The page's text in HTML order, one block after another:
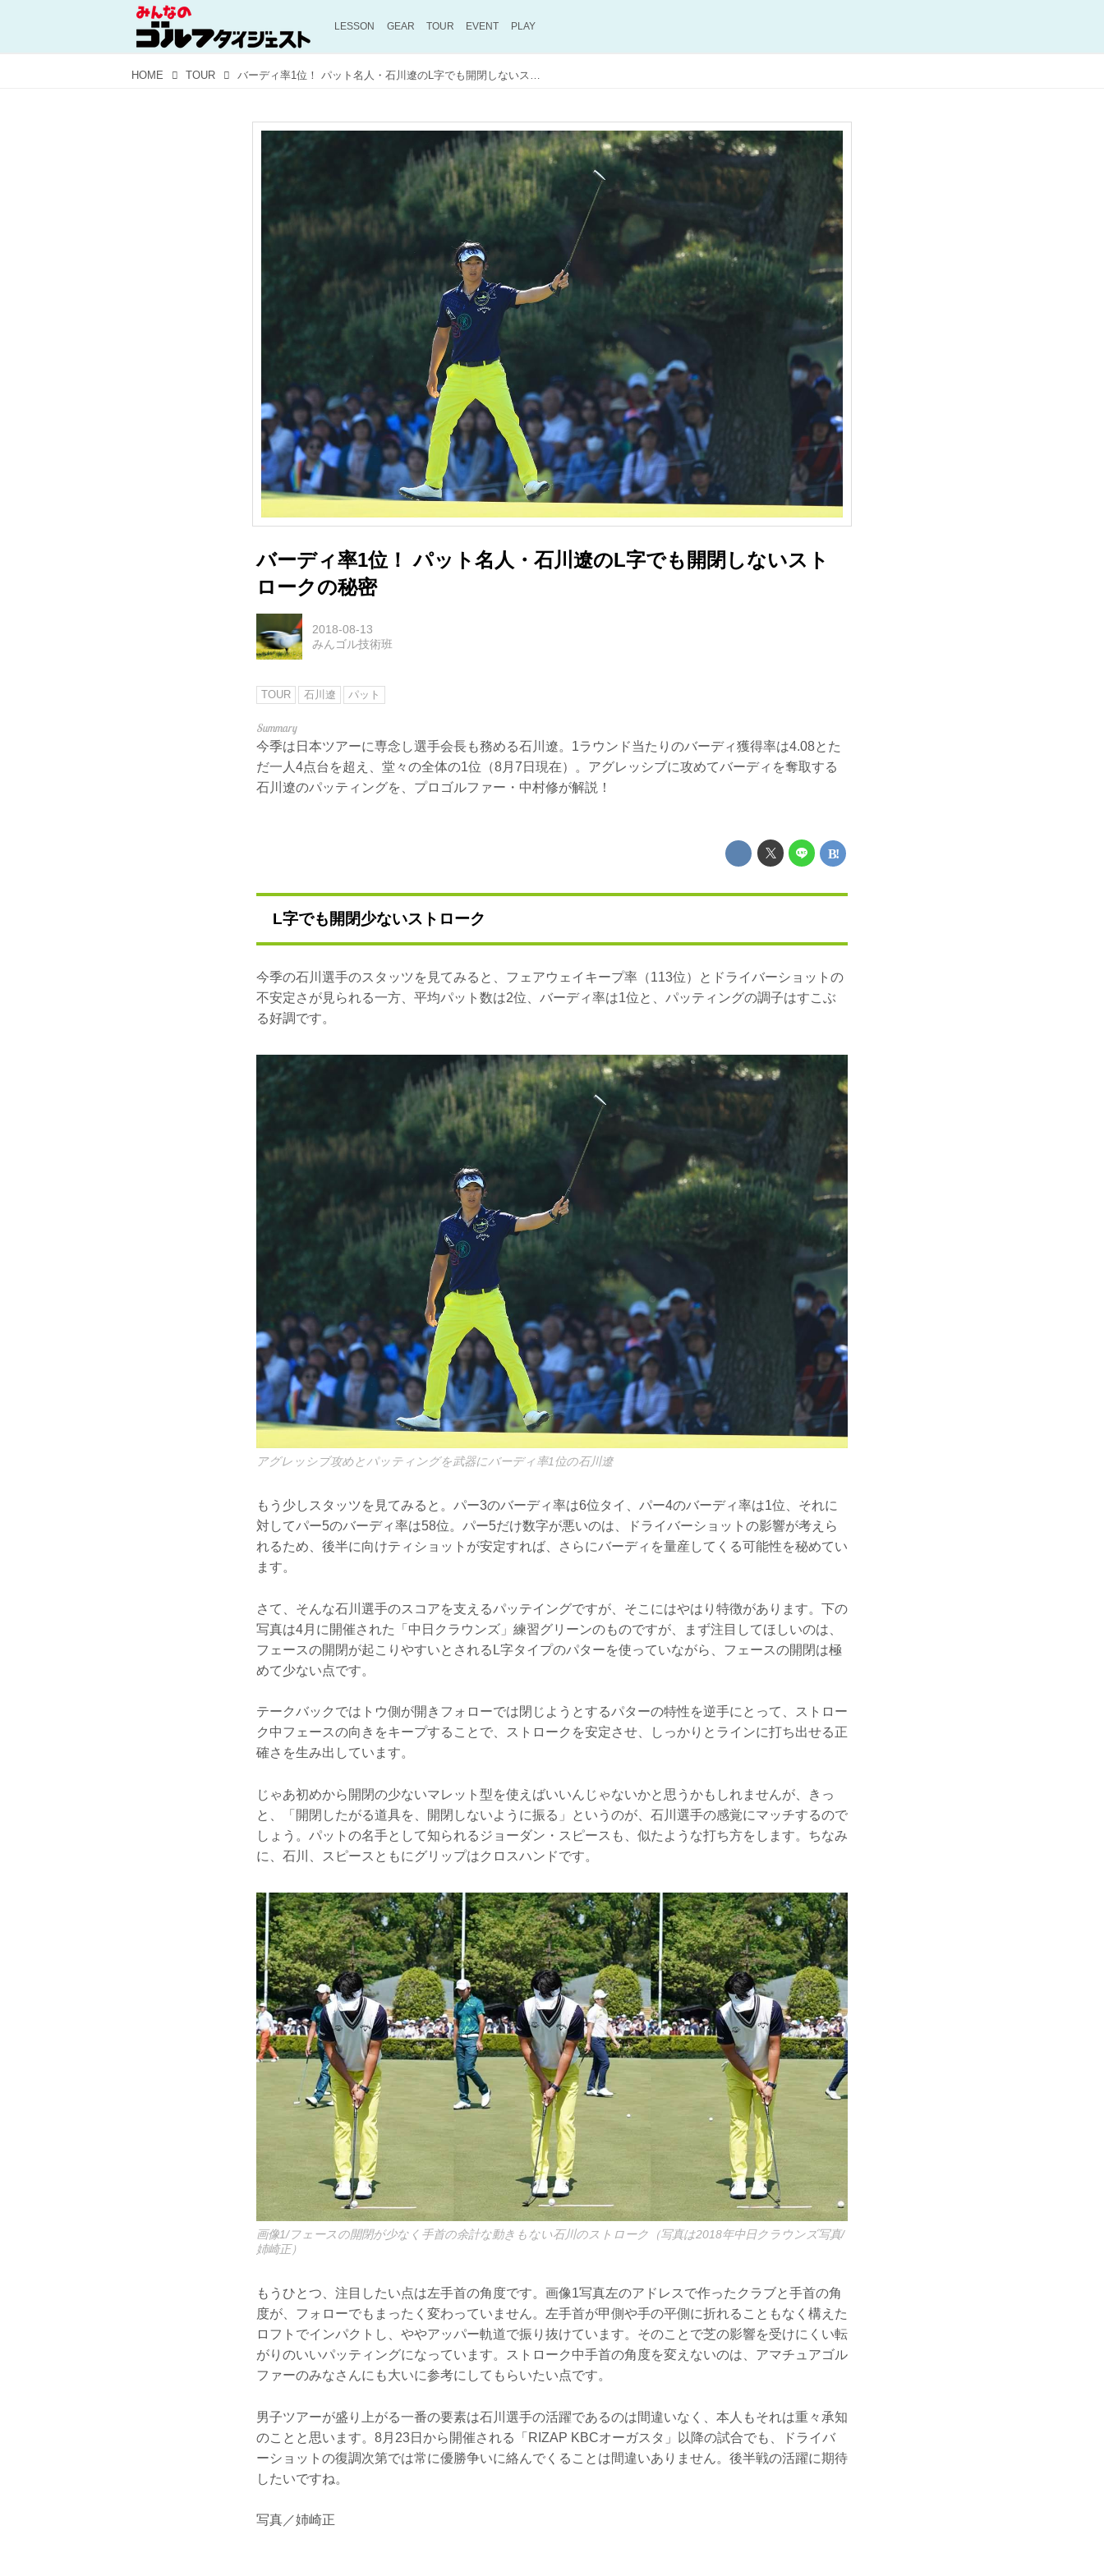
LESSON GEAR TOUR EVENT PLAY
HOME TOUR バーディ率1位！ パット名人・石川遼のL字でも開閉しないストロークの秘密
バーディ率1位！ パット名人・石川遼のL字でも開閉しないスト
ロークの秘密
2018-08-13
みんゴル技術班
TOUR 石川遼 パット
今季は日本ツアーに専念し選手会長も務める石川遼。1ラウンド当たりのバーディ獲得率は4.08とた
だ一人4点台を超え、堂々の全体の1位（8月7日現在）。アグレッシブに攻めてバーディを奪取する
石川遼のパッティングを、プロゴルファー・中村修が解説！
L字でも開閉少ないストローク
今季の石川選手のスタッツを見てみると、フェアウェイキープ率（113位）とドライバーショットの
不安定さが見られる一方、平均パット数は2位、バーディ率は1位と、パッティングの調子はすこぶ
る好調です。
アグレッシブ攻めとパッティングを武器にバーディ率1位の石川遼
もう少しスタッツを見てみると。パー3のバーディ率は6位タイ、パー4のバーディ率は1位、それに
対してパー5のバーディ率は58位。パー5だけ数字が悪いのは、ドライバーショットの影響が考えら
れるため、後半に向けティショットが安定すれば、さらにバーディを量産してくる可能性を秘めてい
ます。
さて、そんな石川選手のスコアを支えるパッテイングですが、そこにはやはり特徴があります。下の
写真は4月に開催された「中日クラウンズ」練習グリーンのものですが、まず注目してほしいのは、
フェースの開閉が起こりやすいとされるL字タイプのパターを使っていながら、フェースの開閉は極
めて少ない点です。
テークバックではトウ側が開きフォローでは閉じようとするパターの特性を逆手にとって、ストロー
ク中フェースの向きをキープすることで、ストロークを安定させ、しっかりとラインに打ち出せる正
確さを生み出しています。
じゃあ初めから開閉の少ないマレット型を使えばいいんじゃないかと思うかもしれませんが、きっ
と、「開閉したがる道具を、開閉しないように振る」というのが、石川選手の感覚にマッチするので
しょう。パットの名手として知られるジョーダン・スピースも、似たような打ち方をします。ちなみ
に、石川、スピースともにグリップはクロスハンドです。
画像1/フェースの開閉が少なく手首の余計な動きもない石川のストローク（写真は2018年中日クラウンズ写真/
姉崎正）
もうひとつ、注目したい点は左手首の角度です。画像1写真左のアドレスで作ったクラブと手首の角
度が、フォローでもまったく変わっていません。左手首が甲側や手の平側に折れることもなく構えた
ロフトでインパクトし、ややアッパー軌道で振り抜けています。そのことで芝の影響を受けにくい転
がりのいいパッティングになっています。ストローク中手首の角度を変えないのは、アマチュアゴル
ファーのみなさんにも大いに参考にしてもらいたい点です。
男子ツアーが盛り上がる一番の要素は石川選手の活躍であるのは間違いなく、本人もそれは重々承知
のことと思います。8月23日から開催される「RIZAP KBCオーガスタ」以降の試合でも、ドライバ
ーショットの復調次第では常に優勝争いに絡んでくることは間違いありません。後半戦の活躍に期待
したいですね。
写真／姉崎正